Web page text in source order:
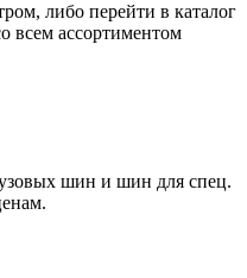
либо перейти в каталог
всем ассортиментом
шин и шин для спец.